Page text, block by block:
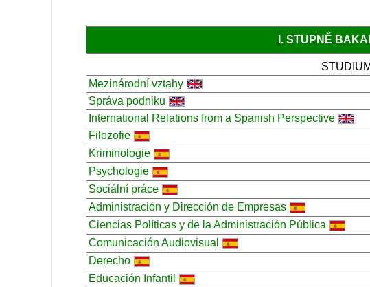
I. STUPNĚ
STUDIUM
Mezinárodní vztahy
Správa podniku
International Relations from a Spanish Perspective
Filozofie
Kriminologie
Psychologie
Sociální práce
Administración y Dirección de Empresas
Ciencias Políticas y de la Administración Pública
Comunicación Audiovisual
Derecho
Educación Infantil